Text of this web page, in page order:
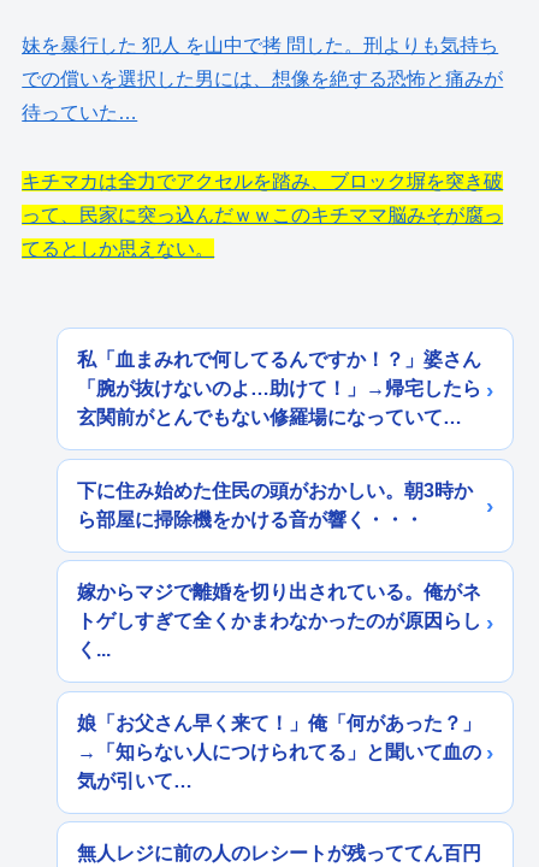
妹を暴行した 犯人 を山中で拷 問した。刑よりも気持ち
での償いを選択した男には、想像を絶する恐怖と痛みが
待っていた…
キチマカは全力でアクセルを踏み、ブロック塀を突き破
って、民家に突っ込んだｗｗこのキチママ脳みそが腐っ
てるとしか思えない。
私「血まみれで何してるんですか！？」婆さん
「腕が抜けないのよ…助けて！」→帰宅したら
玄関前がとんでもない修羅場になっていて…
下に住み始めた住民の頭がおかしい。朝3時か
ら部屋に掃除機をかける音が響く・・・
嫁からマジで離婚を切り出されている。俺がネ
トゲしすぎて全くかまわなかったのが原因らし
く...
娘「お父さん早く来て！」俺「何があった？」
→「知らない人につけられてる」と聞いて血の
気が引いて…
無人レジに前の人のレシートが残っててん百円